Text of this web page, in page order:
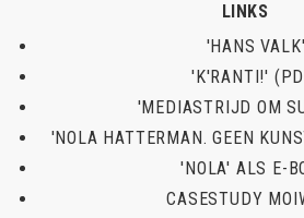
LINKS
'HANS VALK'
'K'RANTI!'
'MEDIASTRIJD OM
'NOLA HATTERMAN. GEEN
'NOLA' ALS E-
CASESTUDY